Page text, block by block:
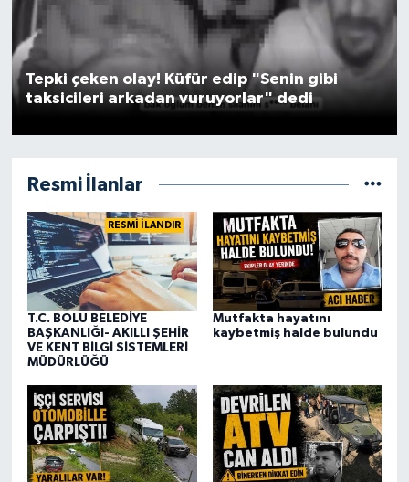
Tepki çeken olay! Küfür edip "Senin gibi
taksicileri arkadan vuruyorlar" dedi
Resmi İlanlar
RESMİ İLANDIR
T.C. BOLU BELEDİYE
BAŞKANLIĞI- AKILLI ŞEHİR
VE KENT BİLGİ SİSTEMLERİ
MÜDÜRLÜĞÜ
Mutfakta hayatını
kaybetmiş halde bulundu